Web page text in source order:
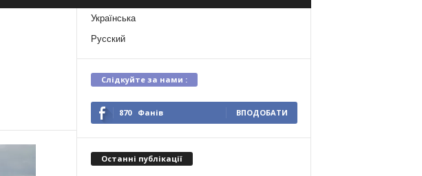
Українська
Русский
Слідкуйте за нами :
870 Фанів ВПОДОБАТИ
Останні публікації